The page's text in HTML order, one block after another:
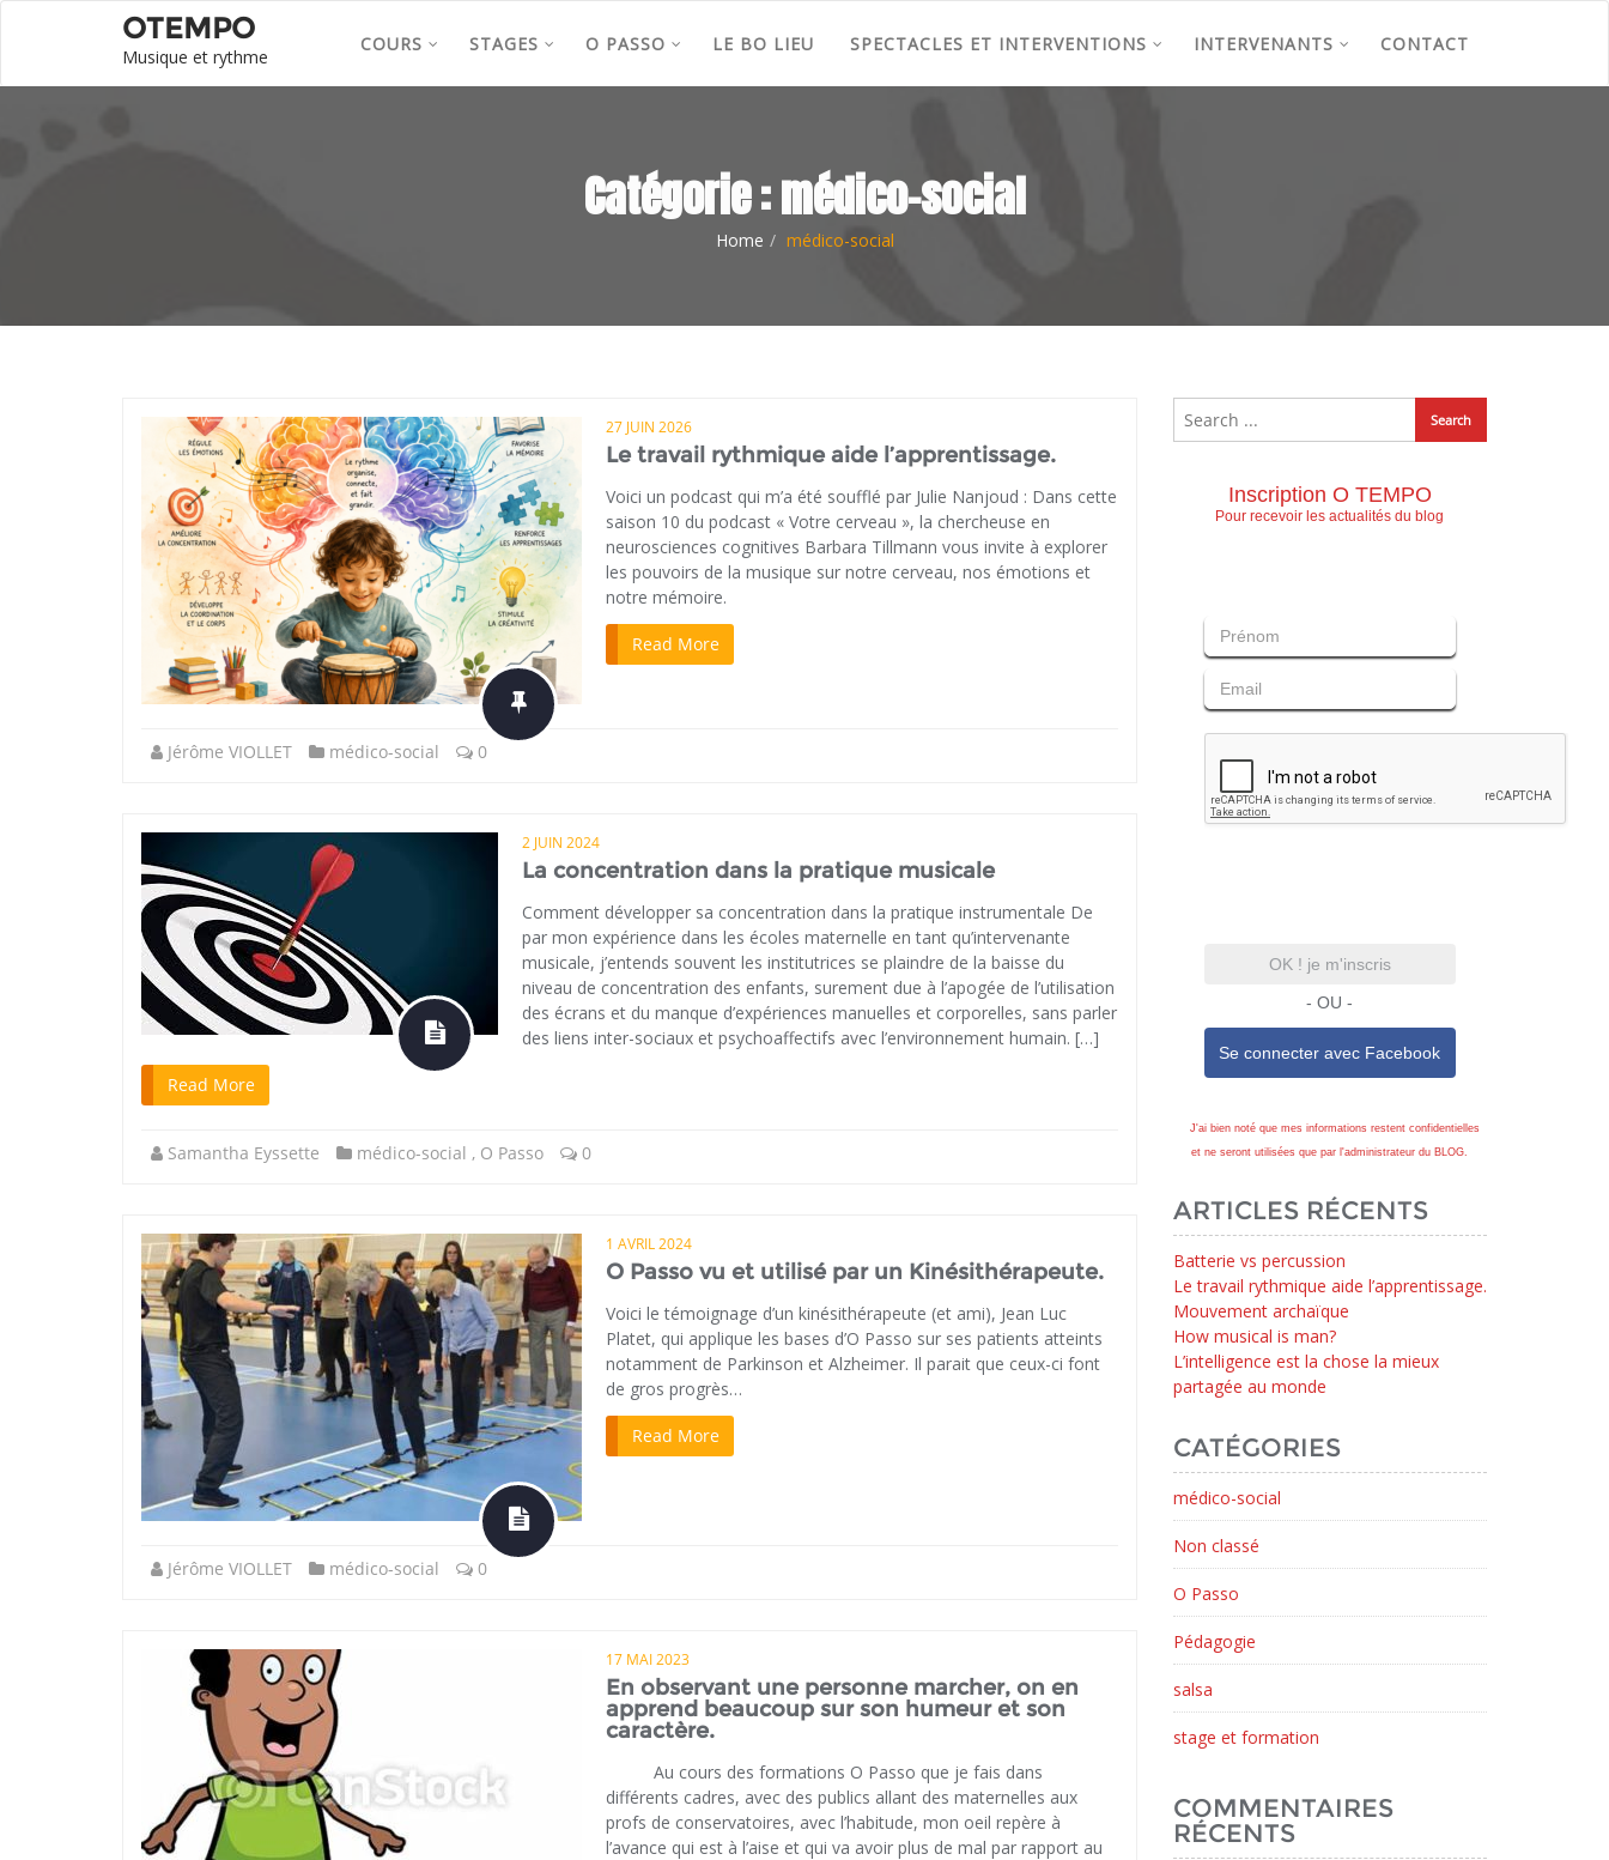
OTEMPO
Musique et rythme
COURS STAGES O PASSO LE BO LIEU SPECTACLES ET INTERVENTIONS INTERVENANTS CONTACT
Catégorie :médico-social
Home médico-social
27 JUIN 2026
Le travail rythmique aide l’apprentissage.
Voici un podcast qui m’a été soufflé par Julie Nanjoud : Dans cette
saison 10 du podcast « Votre cerveau », la chercheuse en
neurosciences cognitives Barbara Tillmann vous invite à explorer
les pouvoirs de la musique sur notre cerveau, nos émotions et
notre mémoire.
Read More
Jérôme VIOLLET médico-social 0
2 JUIN 2024
La concentration dans la pratique musicale
Comment développer sa concentration dans la pratique instrumentale De
par mon expérience dans les écoles maternelle en tant qu’intervenante
musicale, j’entends souvent les institutrices se plaindre de la baisse du
niveau de concentration des enfants, surement due à l’apogée de l’utilisation
des écrans et du manque d’expériences manuelles et corporelles, sans parler
des liens inter-sociaux et psychoaffectifs avec l’environnement humain. […]
Read More
Samantha Eyssette médico-social , O Passo 0
1 AVRIL 2024
O Passo vu et utilisé par un Kinésithérapeute.
Voici le témoignage d’un kinésithérapeute (et ami), Jean Luc
Platet, qui applique les bases d’O Passo sur ses patients atteints
notamment de Parkinson et Alzheimer. Il parait que ceux-ci font
de gros progrès…
Read More
Jérôme VIOLLET médico-social 0
17 MAI 2023
En observant une personne marcher, on en
apprend beaucoup sur son humeur et son
caractère.
Au cours des formations O Passo que je fais dans
différents cadres, avec des publics allant des maternelles aux
profs de conservatoires, avec l’habitude, mon oeil repère à
l’avance qui est à l’aise et qui va avoir plus de mal par rapport au
Inscription O TEMPO
Pour recevoir les actualités du blog
OK ! je m'inscris
- OU -
Se connecter avec Facebook
J'ai bien noté que mes informations restent confidentielles
et ne seront utilisées que par l'administrateur du BLOG.
ARTICLES RÉCENTS
Batterie vs percussion
Le travail rythmique aide l’apprentissage.
Mouvement archaïque
How musical is man?
L’intelligence est la chose la mieux
partagée au monde
CATÉGORIES
médico-social
Non classé
O Passo
Pédagogie
salsa
stage et formation
COMMENTAIRES
RÉCENTS